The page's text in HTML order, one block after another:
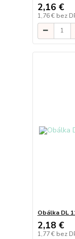
2,16 €
1,76 € bez
Obálka DL
2,18 €
1,77 € bez